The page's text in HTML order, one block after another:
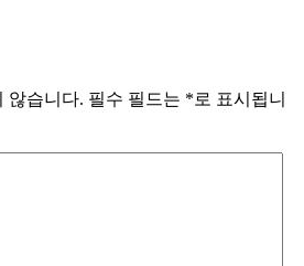
않습니다. 필수 필드는 *로 표시됩니